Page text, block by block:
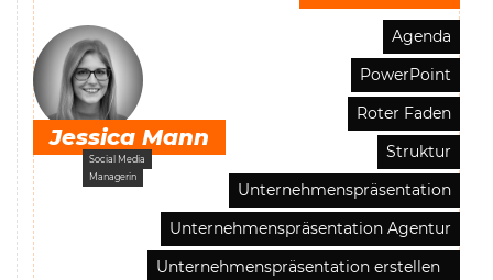
Jessica Mann
Social Media
Managerin
Agenda
PowerPoint
Roter Faden
Struktur
Unternehmenspräsentation
Unternehmenspräsentation Agentur
Unternehmenspräsentation erstellen